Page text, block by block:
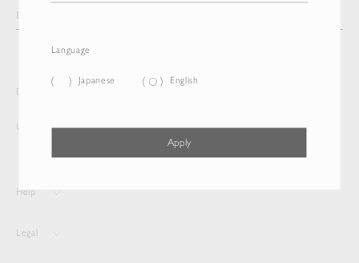
Language
Japanese English
Apply
Delivery destination and Language
United States Japanese
Help
Legal